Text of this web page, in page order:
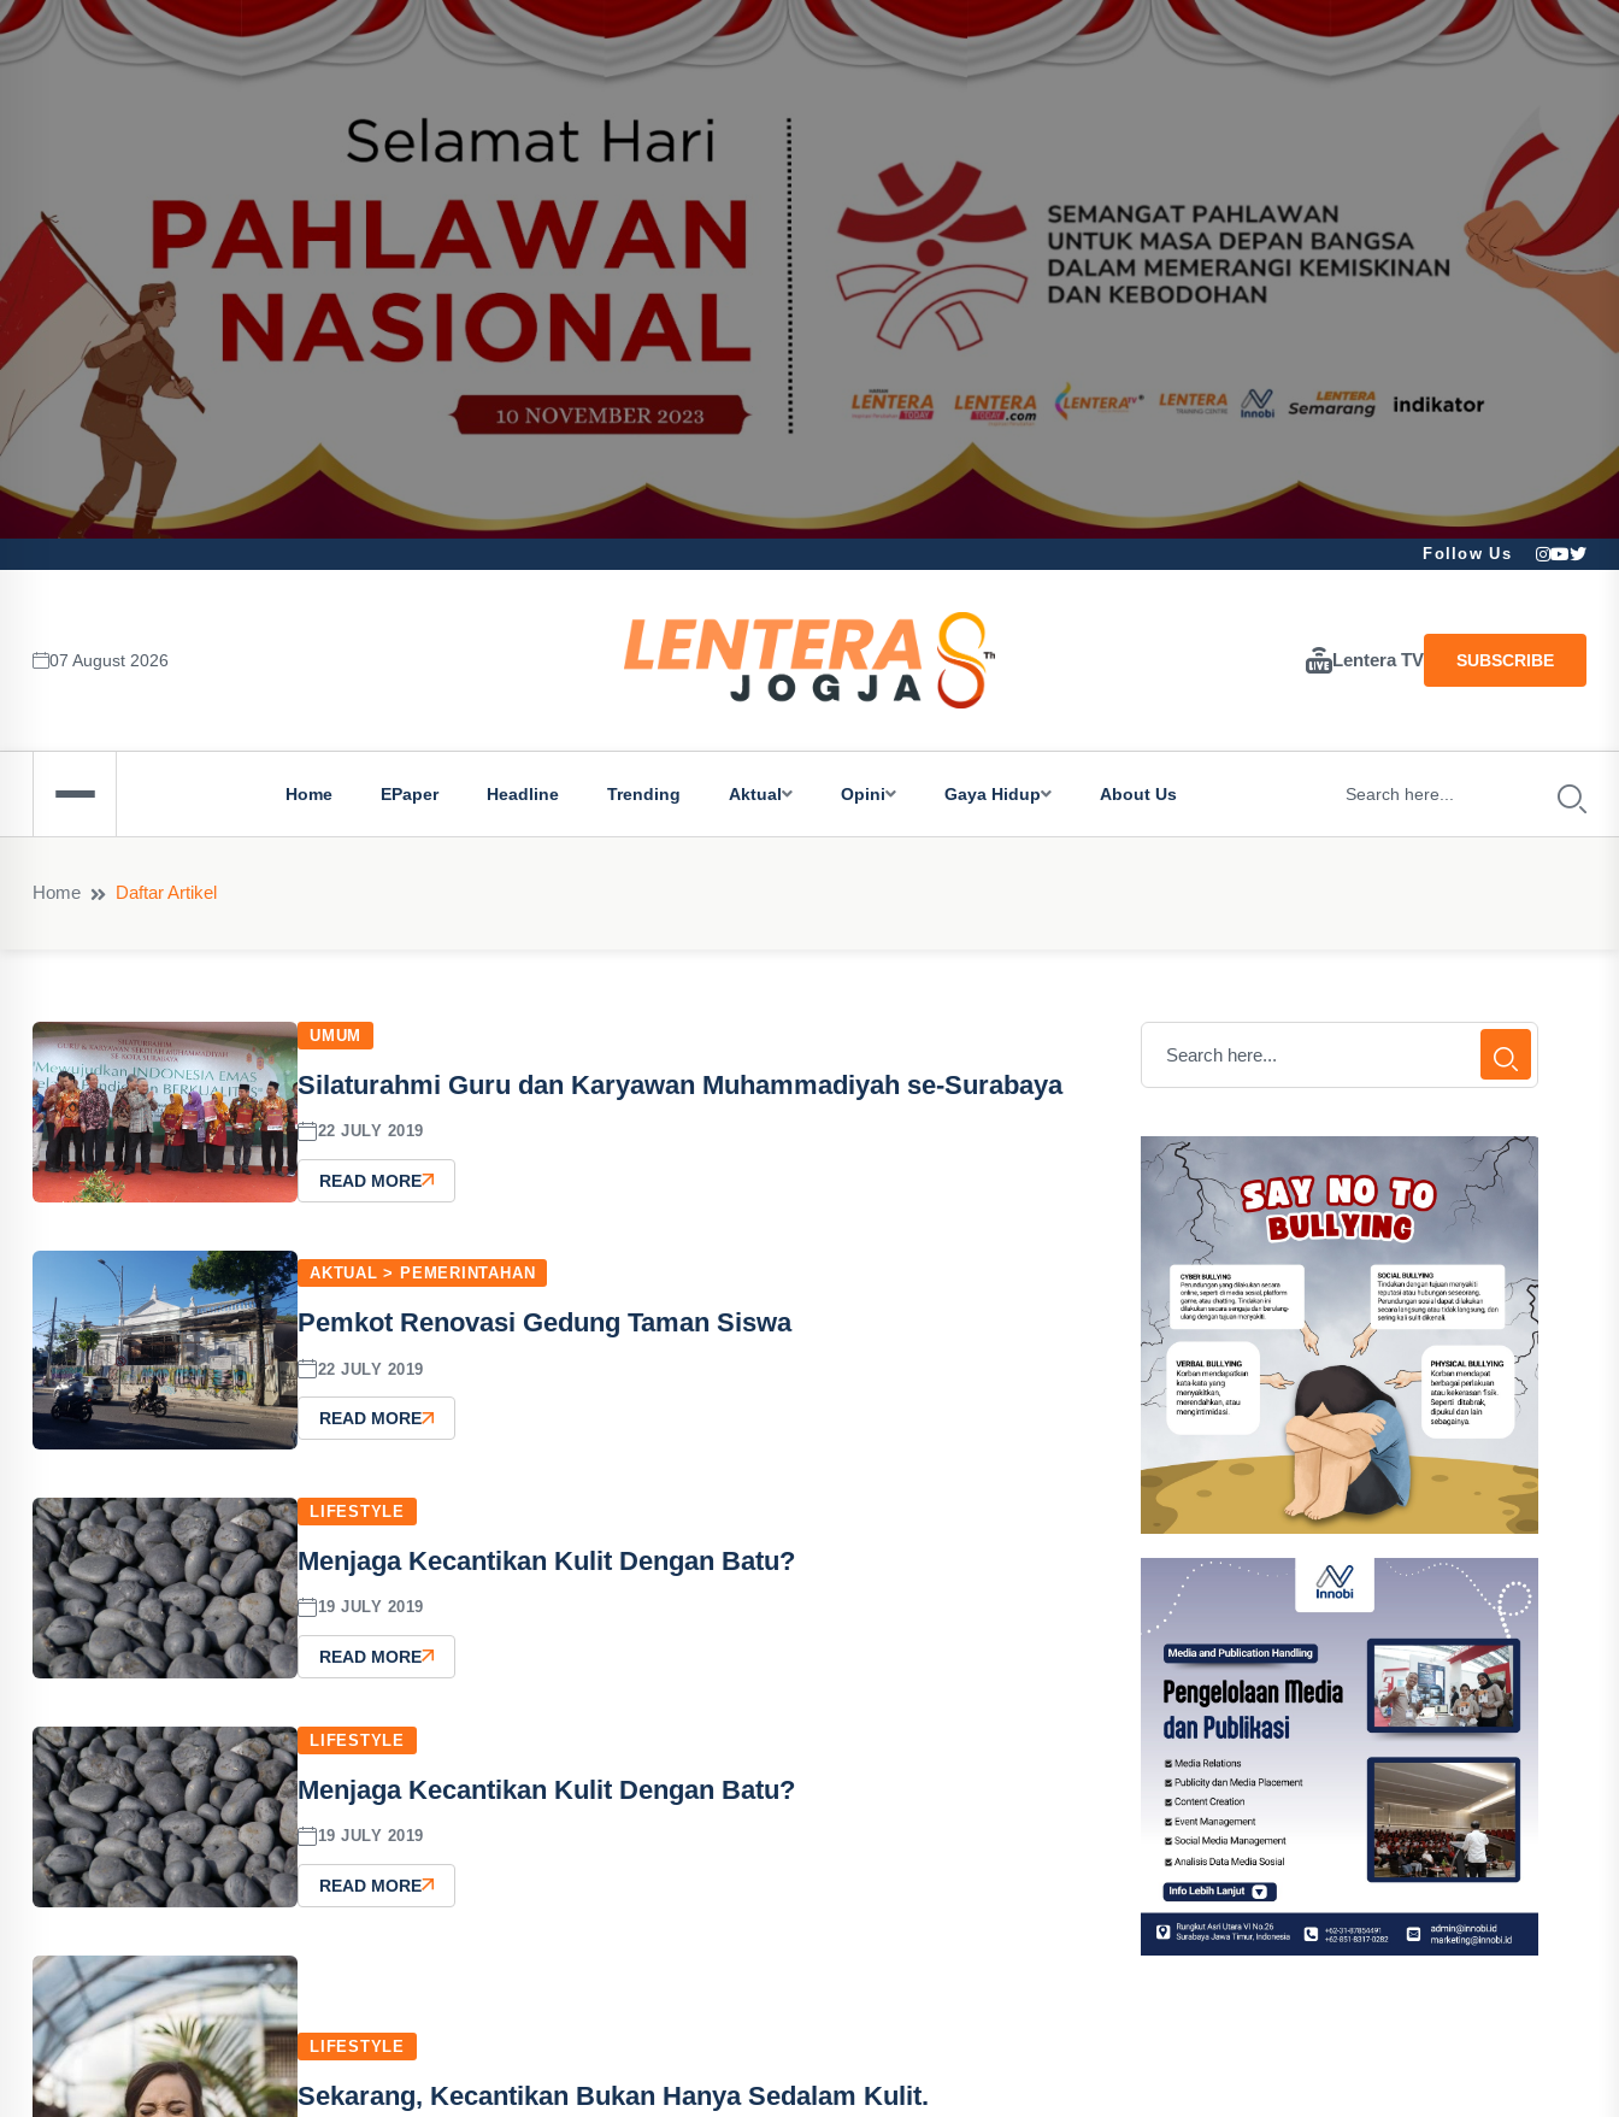
Follow Us
07 August 2026 Lentera TV SUBSCRIBE
Home EPaper Headline Trending Aktual Opini Gaya Hidup About Us
Home Daftar Artikel
UMUM
Silaturahmi Guru dan Karyawan Muhammadiyah se-Surabaya
22 JULY 2019
READ MORE
AKTUAL > PEMERINTAHAN
Pemkot Renovasi Gedung Taman Siswa
22 JULY 2019
READ MORE
LIFESTYLE
Menjaga Kecantikan Kulit Dengan Batu?
19 JULY 2019
READ MORE
LIFESTYLE
Menjaga Kecantikan Kulit Dengan Batu?
19 JULY 2019
READ MORE
LIFESTYLE
Sekarang, Kecantikan Bukan Hanya Sedalam Kulit.